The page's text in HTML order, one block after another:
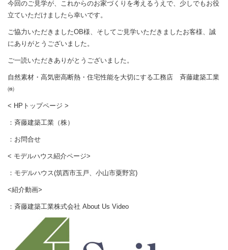
今回のご見学が、これからのお家づくりを考えるうえで、少しでもお役
立ていただけましたら幸いです。
ご協力いただきましたOB様、そしてご見学いただきましたお客様、誠
にありがとうございました。
ご一読いただきありがとうございました。
自然素材・高気密高断熱・住宅性能を大切にする工務店 斉藤建築工業
㈱
< HPトップページ >
： 斉藤建築工業（株）
： お問合せ
< モデルハウス紹介ページ>
： モデルハウス(筑西市玉戸、小山市粟野宮)
<紹介動画>
： 斉藤建築工業株式会社 About Us Video